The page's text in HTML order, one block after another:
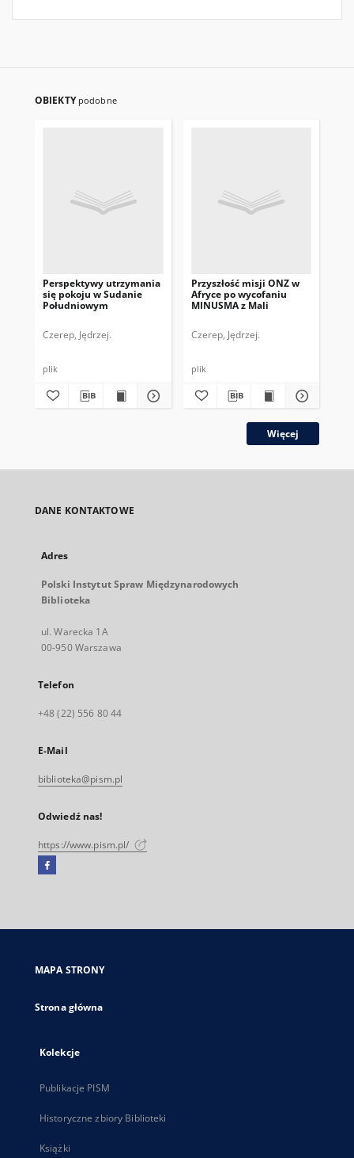
OBIEKTY podobne
Perspektywy utrzymania
się pokoju w Sudanie
Południowym
Czerep, Jędrzej.
plik
Przyszłość misji ONZ w
Afryce po wycofaniu
MINUSMA z Mali
Czerep, Jędrzej.
plik
Więcej
DANE KONTAKTOWE
Adres
Polski Instytut Spraw Międzynarodowych
Biblioteka
ul. Warecka 1A
00-950 Warszawa
Telefon
+48 (22) 556 80 44
E-Mail
biblioteka@pism.pl
Odwiedź nas!
https://www.pism.pl/
Facebook
się
karcie
MAPA STRONY
Strona główna
Kolekcje
Publikacje PISM
Historyczne zbiory Biblioteki
Książki